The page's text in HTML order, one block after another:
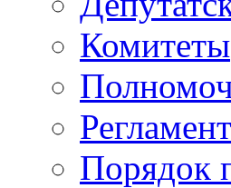
Комитеты
Порядок